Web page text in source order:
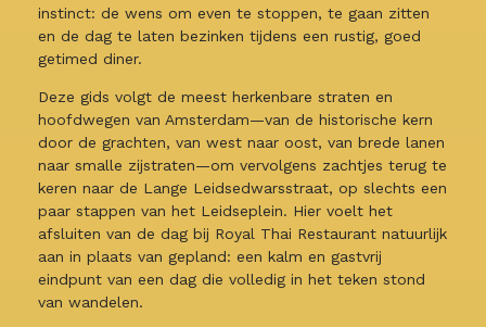
instinct: de wens om even te stoppen, te gaan zitten
en de dag te laten bezinken tijdens een rustig, goed
getimed diner.
Deze gids volgt de meest herkenbare straten en
hoofdwegen van Amsterdam—van de historische kern
door de grachten, van west naar oost, van brede lanen
naar smalle zijstraten—om vervolgens zachtjes terug te
keren naar de Lange Leidsedwarsstraat, op slechts een
paar stappen van het Leidseplein. Hier voelt het
afsluiten van de dag bij Royal Thai Restaurant natuurlijk
aan in plaats van gepland: een kalm en gastvrij
eindpunt van een dag die volledig in het teken stond
van wandelen.